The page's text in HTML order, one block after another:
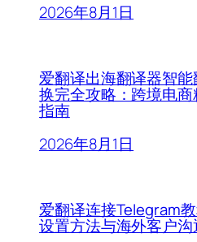
2026年8月1日
爱翻译出海翻译器智
换完全攻略：跨境电
指南
2026年8月1日
爱翻译连接Telegram
设置方法与海外客户